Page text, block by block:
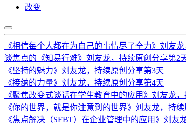
改变
《相信每个人都在为自己的事情尽了全力》刘友
谈焦点的《知易行难》刘友龙，持续原创分享第2
《坚持的魅力》刘友龙，持续原创分享第3天
《接纳的力量》刘友龙，持续原创分享第4天
《聚焦改变式谈话在学生教育中的应用》刘友龙
《你的世界，就是你注意到的世界》刘友龙，持
《焦点解决（SFBT）在企业管理中的应用》刘友